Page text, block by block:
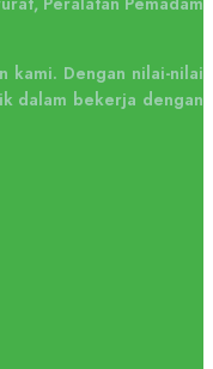
kami. Dengan nilai-nilai
dalam bekerja dengan